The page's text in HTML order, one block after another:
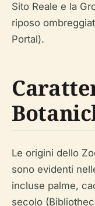
Sito Reale e la
riposo
Portal).
Le origini dello
sono evidenti
incluse palme,
secolo